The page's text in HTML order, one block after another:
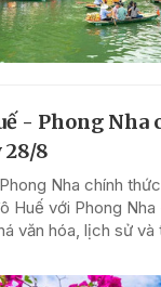
- Phong
8
Nha chính
Huế với Phong
văn hóa, lịch sử và